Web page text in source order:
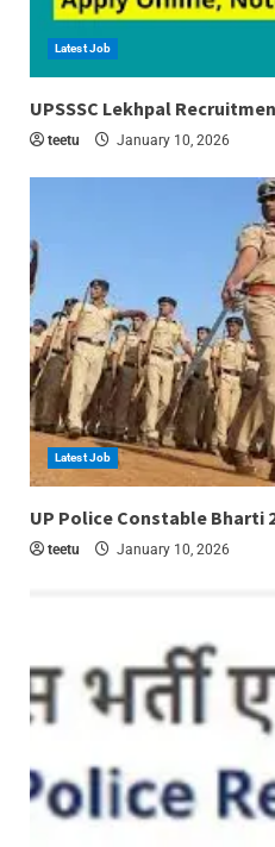
Latest Job
UPSSSC Lekhpal
teetu January 10, 2026
Latest Job
UP Police Constable Bharti
teetu January 10, 2026